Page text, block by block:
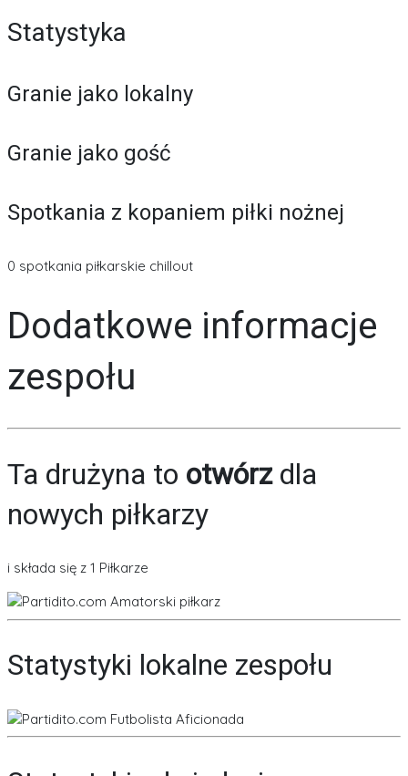
Statystyka
Granie jako lokalny
Granie jako gość
Spotkania z kopaniem piłki nożnej
0 spotkania piłkarskie chillout
Dodatkowe informacje
zespołu
Ta drużyna to otwórzdla
nowych piłkarzy
i składa się z 1 Piłkarze
Statystyki lokalne zespołu